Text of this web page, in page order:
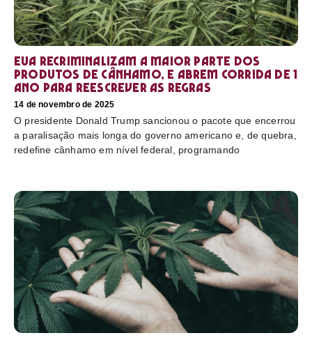
EUA recriminalizam a maior parte dos
produtos de cânhamo, e abrem corrida de 1
ano para reescrever as regras
14 de novembro de 2025
O presidente Donald Trump sancionou o pacote que encerrou
a paralisação mais longa do governo americano e, de quebra,
redefine cânhamo em nível federal, programando